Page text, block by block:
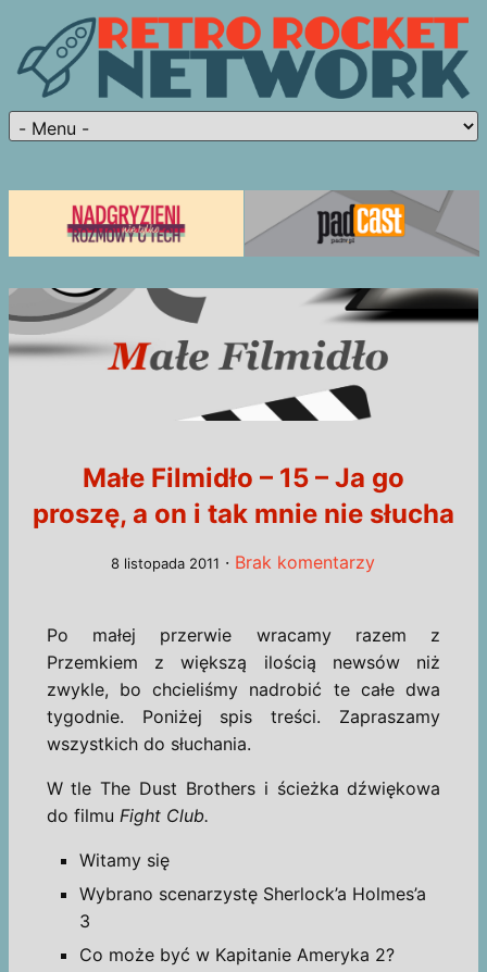
Małe Filmidło – 15 – Ja go
proszę, a on i tak mnie nie słucha
8 listopada 2011 · Brak komentarzy
Po małej przerwie wracamy razem z
Przemkiem z większą ilością newsów niż
zwykle, bo chcieliśmy nadrobić te całe dwa
tygodnie. Poniżej spis treści. Zapraszamy
wszystkich do słuchania.
W tle The Dust Brothers i ścieżka dźwiękowa
do filmu Fight Club.
Witamy się
Wybrano scenarzystę Sherlock’a Holmes’a
3
Co może być w Kapitanie Ameryka 2?